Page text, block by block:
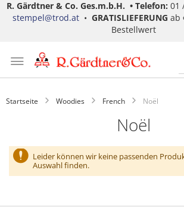
R. Gärdtner & Co. Ges.m.b.H. • Telefon: 01
stempel@trod.at • GRATISLIEFERUNG ab
Bestellwert
Inhalt
springen
Startseite Woodies French Noël
Noël
Leider können wir keine passenden
Auswahl finden.